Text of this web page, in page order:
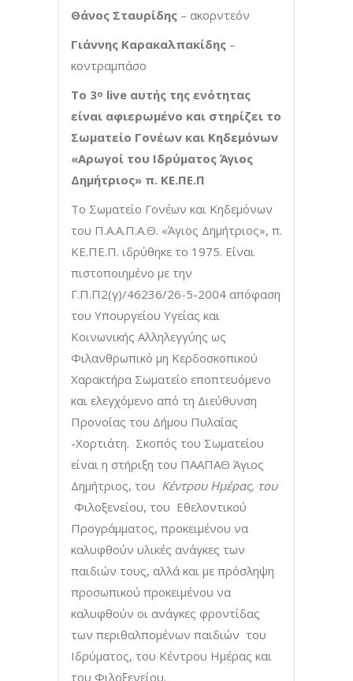
Θάνος Σταυρίδης – ακορντεόν
Γιάννης Καρακαλπακίδης –
κοντραμπάσο
Το 3ο live αυτής της ενότητας
είναι αφιερωμένο και στηρίζει το
Σωματείο Γονέων και Κηδεμόνων
«Αρωγοί του Ιδρύματος Άγιος
Δημήτριος» π. ΚΕ.ΠΕ.Π
Το Σωματείο Γονέων και Κηδεμόνων
του Π.Α.Α.Π.Α.Θ. «Άγιος Δημήτριος», π.
ΚΕ.ΠΕ.Π. ιδρύθηκε το 1975. Είναι
πιστοποιημένο με την
Γ.Π.Π2(γ)/46236/26-5-2004 απόφαση
του Υπουργείου Υγείας και
Κοινωνικής Αλληλεγγύης ως
Φιλανθρωπικό μη Κερδοσκοπικού
Χαρακτήρα Σωματείο εποπτευόμενο
και ελεγχόμενο από τη Διεύθυνση
Προνοίας του Δήμου Πυλαίας
-Χορτιάτη. Σκοπός του Σωματείου
είναι η στήριξη του ΠΑΑΠΑΘ Άγιος
Δημήτριος, του Κέντρου Ημέρας, του
Φιλοξενείου, του Εθελοντικού
Προγράμματος, προκειμένου να
καλυφθούν υλικές ανάγκες των
παιδιών τους, αλλά και με πρόσληψη
προσωπικού προκειμένου να
καλυφθούν οι ανάγκες φροντίδας
των περιθαλπομένων παιδιών του
Ιδρύματος, του Κέντρου Ημέρας και
του Φιλοξενείου.